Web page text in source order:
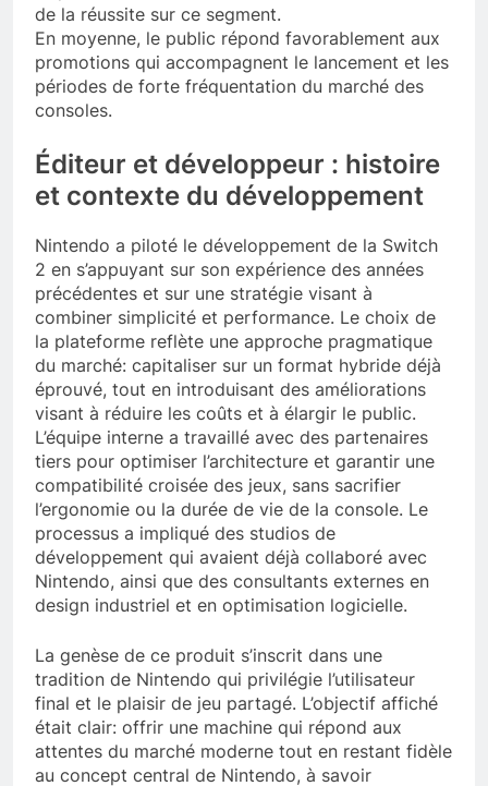
de la réussite sur ce segment.
En moyenne, le public répond favorablement aux
promotions qui accompagnent le lancement et les
périodes de forte fréquentation du marché des
consoles.
Éditeur et développeur : histoire
et contexte du développement
Nintendo a piloté le développement de la Switch
2 en s’appuyant sur son expérience des années
précédentes et sur une stratégie visant à
combiner simplicité et performance. Le choix de
la plateforme reflète une approche pragmatique
du marché: capitaliser sur un format hybride déjà
éprouvé, tout en introduisant des améliorations
visant à réduire les coûts et à élargir le public.
L’équipe interne a travaillé avec des partenaires
tiers pour optimiser l’architecture et garantir une
compatibilité croisée des jeux, sans sacrifier
l’ergonomie ou la durée de vie de la console. Le
processus a impliqué des studios de
développement qui avaient déjà collaboré avec
Nintendo, ainsi que des consultants externes en
design industriel et en optimisation logicielle.
La genèse de ce produit s’inscrit dans une
tradition de Nintendo qui privilégie l’utilisateur
final et le plaisir de jeu partagé. L’objectif affiché
était clair: offrir une machine qui répond aux
attentes du marché moderne tout en restant fidèle
au concept central de Nintendo, à savoir